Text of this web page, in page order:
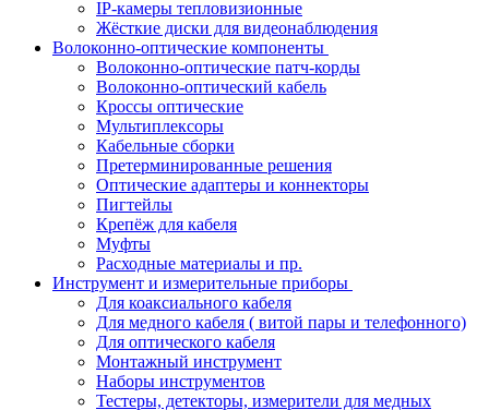
IP-камеры тепловизионные
Жёсткие диски для видеонаблюдения
Волоконно-оптические компоненты
Волоконно-оптические патч-корды
Волоконно-оптический кабель
Кроссы оптические
Мультиплексоры
Кабельные сборки
Претерминированные решения
Оптические адаптеры и коннекторы
Пигтейлы
Крепёж для кабеля
Муфты
Расходные материалы и пр.
Инструмент и измерительные приборы
Для коаксиального кабеля
Для медного кабеля ( витой пары и телефонного)
Для оптического кабеля
Монтажный инструмент
Наборы инструментов
Тестеры, детекторы, измерители для медных